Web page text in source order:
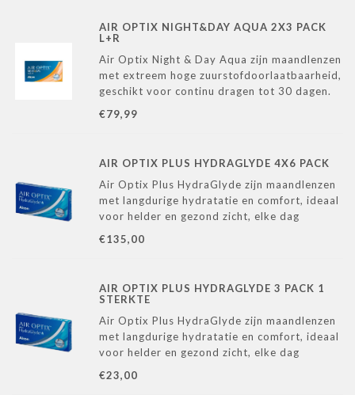
AIR OPTIX NIGHT&DAY AQUA 2X3 PACK
L+R
Air Optix Night & Day Aqua zijn maandlenzen
met extreem hoge zuurstofdoorlaatbaarheid,
geschikt voor continu dragen tot 30 dagen.
ze comfortabel en schoon, zelfs bij langdurig
€79,99
AIR OPTIX PLUS HYDRAGLYDE 4X6 PACK
Air Optix Plus HydraGlyde zijn maandlenzen
met langdurige hydratatie en comfort, ideaal
voor helder en gezond zicht, elke dag
€135,00
AIR OPTIX PLUS HYDRAGLYDE 3 PACK 1
STERKTE
Air Optix Plus HydraGlyde zijn maandlenzen
met langdurige hydratatie en comfort, ideaal
voor helder en gezond zicht, elke dag
€23,00